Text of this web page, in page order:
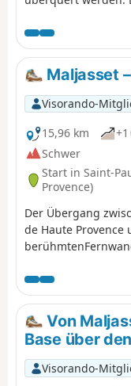
Möglichkeit, sich
Maljasset
Visorando-
15,96 km
+1
Schwer
Start in Saint-
Provence)
Der Übergang
de Haute
unterstützt.
Von
Base über
Visorando-